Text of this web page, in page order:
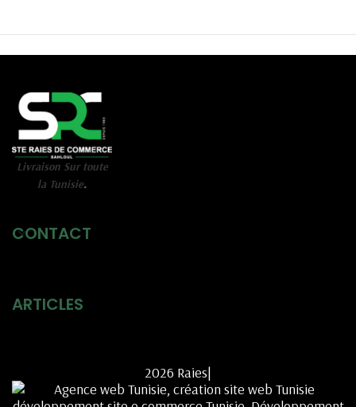
Livraison Sur toute
la Tunisie.
CONTACT
ARTICLES
2026 Raies|